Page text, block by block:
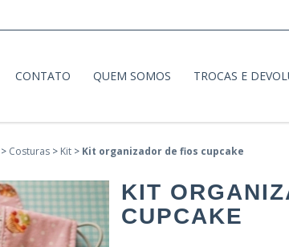
CONTATO QUEM SOMOS TROCAS E
> Costuras > Kit > Kit organizador de fios cupcake
KIT
CUPCAKE